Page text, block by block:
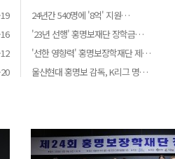
24년간 540명에 '8억' 지원…
'23년 선행' 홍명보재단 장학금…
'선한 영향력' 홍명보장학재단 제…
울산현대 홍명보 감독, K리그 명…